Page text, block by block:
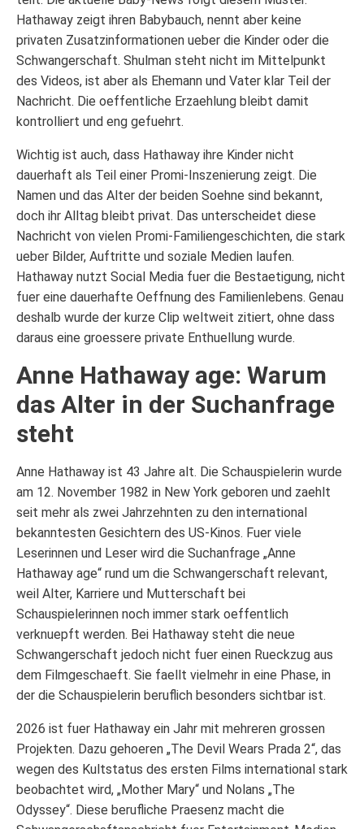
Hathaway zeigt ihren Babybauch, nennt aber keine
privaten Zusatzinformationen ueber die Kinder oder die
Schwangerschaft. Shulman steht nicht im Mittelpunkt
des Videos, ist aber als Ehemann und Vater klar Teil der
Nachricht. Die oeffentliche Erzaehlung bleibt damit
kontrolliert und eng gefuehrt.
Wichtig ist auch, dass Hathaway ihre Kinder nicht
dauerhaft als Teil einer Promi-Inszenierung zeigt. Die
Namen und das Alter der beiden Soehne sind bekannt,
doch ihr Alltag bleibt privat. Das unterscheidet diese
Nachricht von vielen Promi-Familiengeschichten, die stark
ueber Bilder, Auftritte und soziale Medien laufen.
Hathaway nutzt Social Media fuer die Bestaetigung, nicht
fuer eine dauerhafte Oeffnung des Familienlebens. Genau
deshalb wurde der kurze Clip weltweit zitiert, ohne dass
daraus eine groessere private Enthuellung wurde.
Anne Hathaway age: Warum
das Alter in der Suchanfrage
steht
Anne Hathaway ist 43 Jahre alt. Die Schauspielerin wurde
am 12. November 1982 in New York geboren und zaehlt
seit mehr als zwei Jahrzehnten zu den international
bekanntesten Gesichtern des US-Kinos. Fuer viele
Leserinnen und Leser wird die Suchanfrage „Anne
Hathaway age“ rund um die Schwangerschaft relevant,
weil Alter, Karriere und Mutterschaft bei
Schauspielerinnen noch immer stark oeffentlich
verknuepft werden. Bei Hathaway steht die neue
Schwangerschaft jedoch nicht fuer einen Rueckzug aus
dem Filmgeschaeft. Sie faellt vielmehr in eine Phase, in
der die Schauspielerin beruflich besonders sichtbar ist.
2026 ist fuer Hathaway ein Jahr mit mehreren grossen
Projekten. Dazu gehoeren „The Devil Wears Prada 2“, das
wegen des Kultstatus des ersten Films international stark
beobachtet wird, „Mother Mary“ und Nolans „The
Odyssey“. Diese berufliche Praesenz macht die